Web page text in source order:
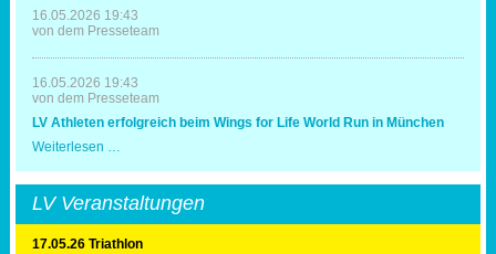
20.
Mal
16.05.2026 19:43
von dem Presseteam
16.05.2026 19:43
von dem Presseteam
LV Athleten erfolgreich beim Wings for Life World Run in München
Weiterlesen …
beim
Wings
for
Life
LV Veranstaltungen
17.05.26 Triathlon